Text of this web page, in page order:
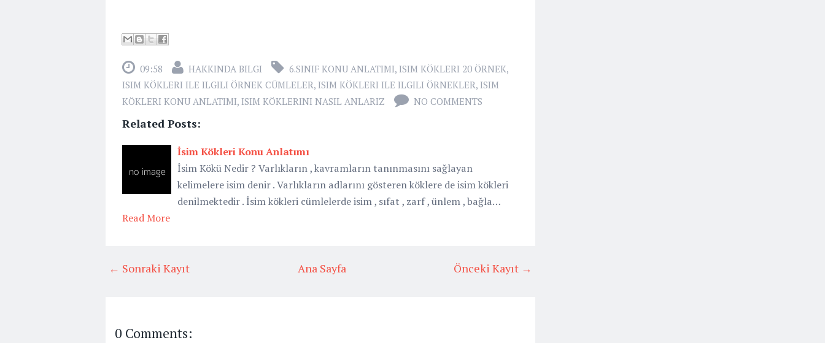
09:58 HAKKINDA BILGI 6.SINIF KONU ANLATIMI, ISIM KÖKLERI 20 ÖRNEK,
ISIM KÖKLERI ILE ILGILI ÖRNEK CÜMLELER, ISIM KÖKLERI ILE ILGILI ÖRNEKLER, ISIM
KÖKLERI KONU ANLATIMI, ISIM KÖKLERINI NASIL ANLARIZ NO COMMENTS
Related Posts:
İsim Kökleri Konu Anlatımı
İsim Kökü Nedir ? Varlıkların , kavramların tanınmasını sağlayan
kelimelere isim denir . Varlıkların adlarını gösteren köklere de isim kökleri
denilmektedir . İsim kökleri cümlelerde isim , sıfat , zarf , ünlem , bağla…
Read More
← Sonraki Kayıt Önceki Kayıt →
Ana Sayfa
0 Comments: